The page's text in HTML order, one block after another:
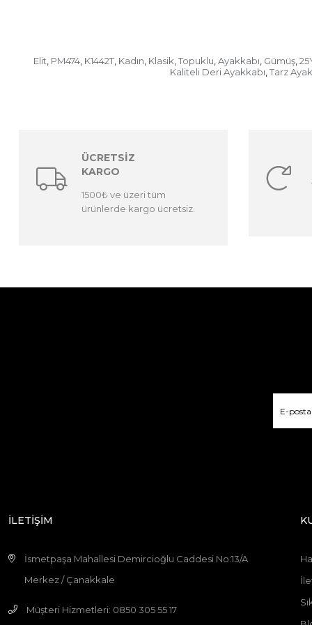
Elit, PM474, K1442T, Kadın, Klasik, Topuklu, Ayakkabı, Gümüş,
Kaliteli Deri Ayakkabı, Tarz
ÜCRETSİZ
KARGO
1500₺ ve üzeri tüm
ürünlerde kargo ücretsiz.
İLETİŞİM
İsmetpaşa Mahallesi Demircioğlu Caddesi No:13/A
Merkez / Çanakkale
Müşteri Hizmetleri: 0850 305 55 17